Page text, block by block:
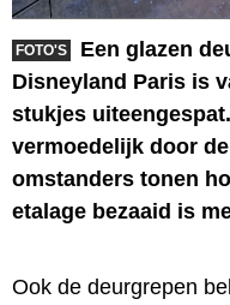
FOTO'S
Een glazen
Disneyland Paris is
stukjes
vermoedelijk door
omstanders tonen
etalage bezaaid is
Ook de deurgrepen